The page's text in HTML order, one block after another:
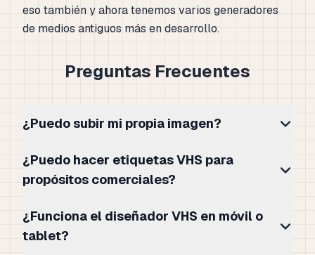
eso también y ahora tenemos varios generadores
de medios antiguos más en desarrollo.
Preguntas Frecuentes
¿Puedo subir mi propia imagen?
¿Puedo hacer etiquetas VHS para
propósitos comerciales?
¿Funciona el diseñador VHS en móvil o
tablet?